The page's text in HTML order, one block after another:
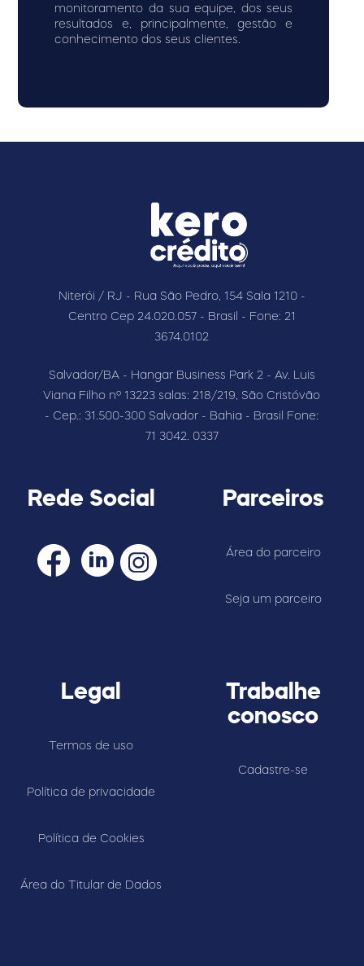
monitoramento da sua equipe, dos seus
resultados e, principalmente, gestão e
conhecimento dos seus clientes.
Niterói / RJ - Rua São Pedro, 154 Sala 1210 -
Centro Cep 24.020.057 - Brasil - Fone: 21
3674.0102
Salvador/BA - Hangar Business Park 2 - Av. Luis
Viana Filho nº 13223 salas: 218/219, São Cristóvão
- Cep.: 31.500-300 Salvador - Bahia - Brasil Fone:
71 3042. 0337
Rede Social Parceiros
Área do parceiro
Seja um parceiro
Legal
Termos de uso
Política de privacidade
Política de Cookies
Área do Titular de Dados
Trabalhe
conosco
Cadastre-se